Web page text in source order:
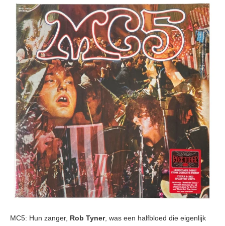
MC5: Hun zanger, Rob Tyner, was een halfbloed die eigenlijk